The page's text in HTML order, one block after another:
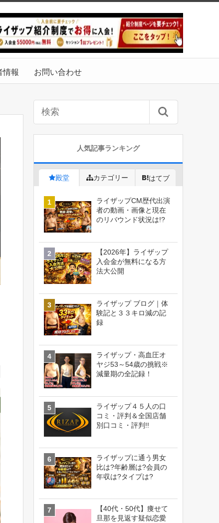
情報 お問い合わせ
人気記事ランキング
殿堂 カテゴリー はてブ
ライザップCM歴代出演
者の動画・画像と現在
のリバウンド状況は!?
【2026年】ライザップ
入会金が無料になる方
法大公開
ライザップ ブログ｜体
験記と３３キロ減の記
録
ライザップ・高血圧オ
ヤジ53～54歳の挑戦※
減量期の全記録！
ライザップ４５人の口
コミ・評判＆全国店舗
別口コミ・評判!!
ライザップに通う男女
比は?年齢層は?会員の
年収は?タイプは?
【40代・50代】痩せて
旦那を見返す疑似恋愛